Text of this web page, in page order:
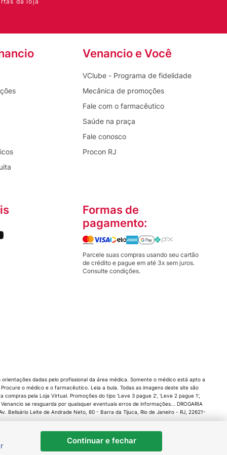
Continuar e fechar
Venancio e Você
VClube - Programa de fidelidade
Mecânica de promoções
Fale com o farmacêutico
Saúde na praça
Fale conosco
Procon RJ
Formas de
pagamento:
Parcele suas compras usando seu cartão
de crédito e pague em até 3x sem juros.
Consulte condições.
dadas pelo profissional da área médica. Somente o médico está apto a
o médico e o farmacêutico. Leia a bula. Todas as imagens deste site são
pela Loja Virtual. Promoções do tipo 'Leve 3 pague 2', 'Leve 2 pague 1',
se resguarda por quaisquer eventuais erros de informações... DROGARIA
Belisário Leite de Andrade Neto, 80 - Barra da Tijuca, Rio de Janeiro - RJ, 22621-